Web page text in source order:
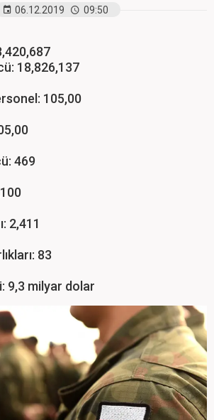
06.12.2019 09:50
18,826,137
105,00
469
2,411
83
9,3 milyar dolar